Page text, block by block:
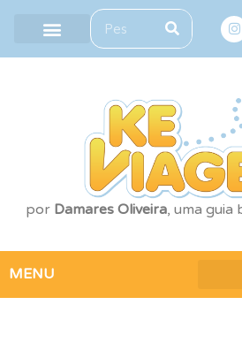
por Damares Oliveira, uma guia
MENU